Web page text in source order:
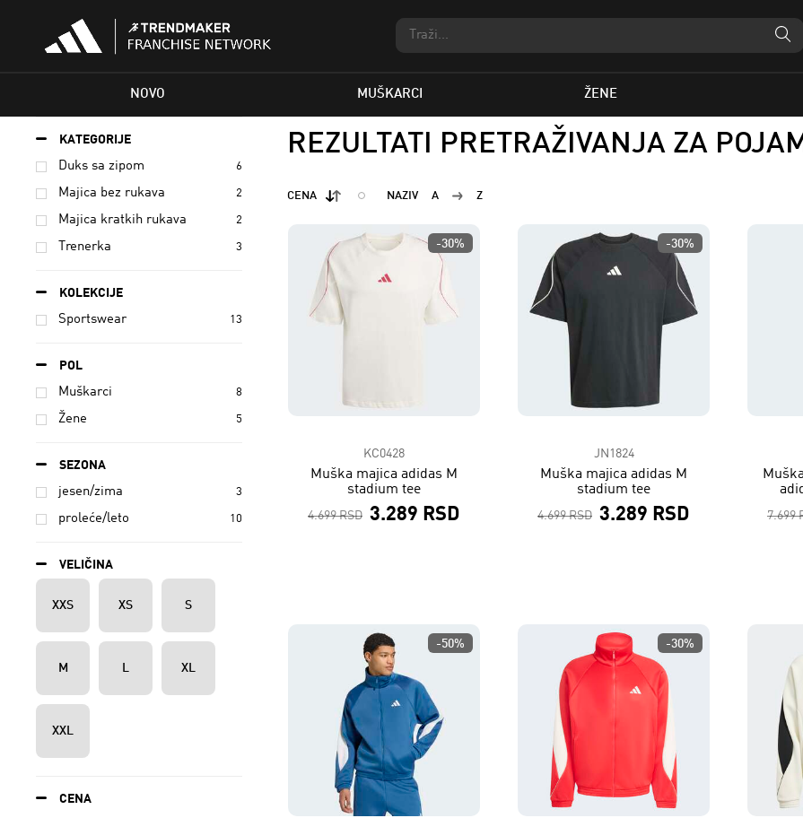
NOVO MUŠKARCI ŽENE
KATEGORIJE
Duks sa zipom 6
Majica bez rukava 2
Majica kratkih rukava 2
Trenerka 3
KOLEKCIJE
Sportswear 13
POL
Muškarci 8
Žene 5
SEZONA
jesen/zima 3
proleće/leto 10
VELIČINA
XXS XS S
M L XL
XXL
CENA
REZULTATI PRETRAŽIVANJA ZA
CENA NAZIV A Z
KC0428
Muška majica adidas M
stadium tee
4.699 RSD 3.289 RSD
-30%
JN1824
Muška majica adidas M
stadium tee
4.699 RSD 3.289 RSD
-30%
7.699
-50% -30%